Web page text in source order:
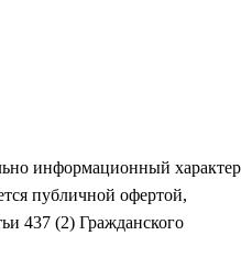
информационный характер
публичной офертой,
437 (2) Гражданского